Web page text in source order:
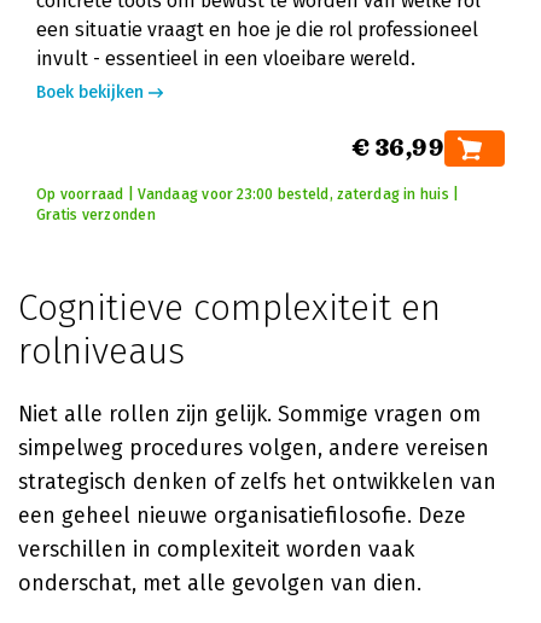
een situatie vraagt en hoe je die rol professioneel
invult - essentieel in een vloeibare wereld.
Boek bekijken
€ 36,99
Op voorraad | Vandaag voor 23:00 besteld, zaterdag in huis |
Gratis verzonden
Cognitieve complexiteit en
rolniveaus
Niet alle rollen zijn gelijk. Sommige vragen om
simpelweg procedures volgen, andere vereisen
strategisch denken of zelfs het ontwikkelen van
een geheel nieuwe organisatiefilosofie. Deze
verschillen in complexiteit worden vaak
onderschat, met alle gevolgen van dien.